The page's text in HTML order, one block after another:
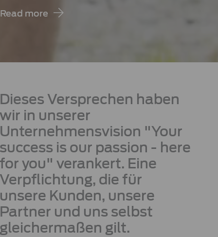
Read more
Versprechen haben
in unserer
"Your
is our passion - here
you" verankert. Eine
die für
Kunden, unsere
und uns selbst
gilt.